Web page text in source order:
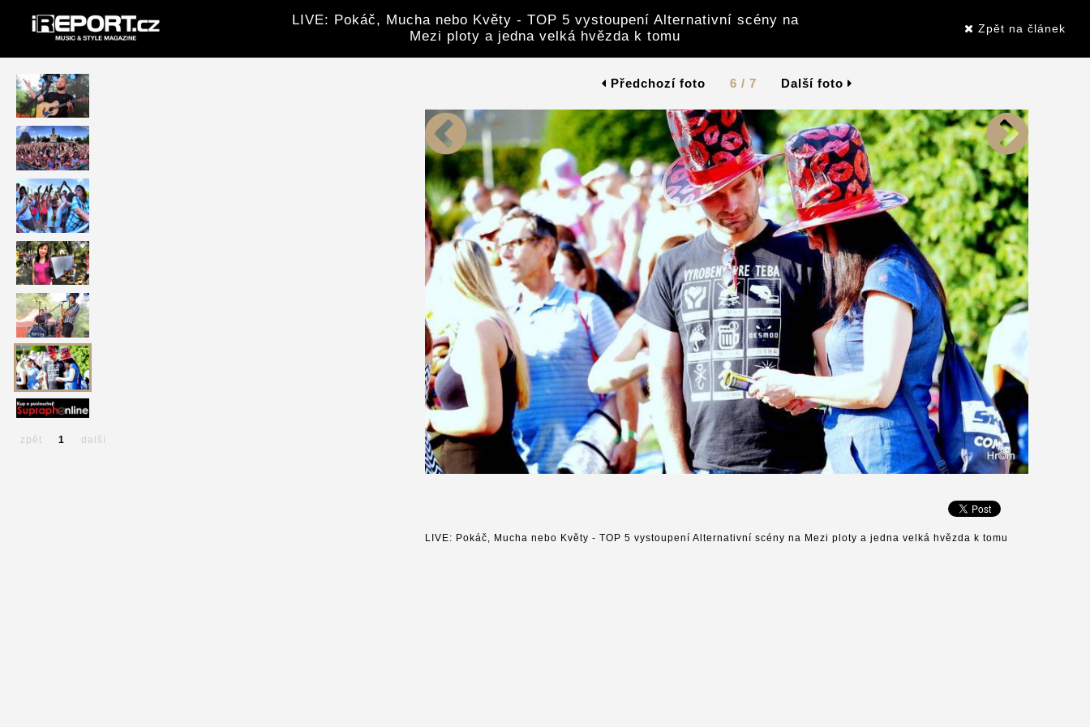
LIVE: Pokáč, Mucha nebo Květy - TOP 5 vystoupení Alternativní scény na
Mezi ploty a jedna velká hvězda k tomu
Zpět na článek
Předchozí foto 6 / 7 Další foto
LIVE: Pokáč, Mucha nebo Květy - TOP 5 vystoupení Alternativní scény na Mezi ploty a jedna velká hvězda k tomu
zpět 1 další